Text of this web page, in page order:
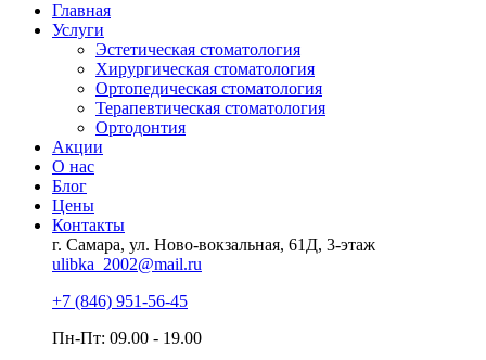
Главная
Услуги
Эстетическая стоматология
Хирургическая стоматология
Ортопедическая стоматология
Терапевтическая стоматология
Ортодонтия
Акции
О нас
Блог
Цены
Контакты
г. Самара, ул. Ново-вокзальная, 61Д, 3-этаж
ulibka_2002@mail.ru
+7 (846) 951-56-45
Пн-Пт: 09.00 - 19.00